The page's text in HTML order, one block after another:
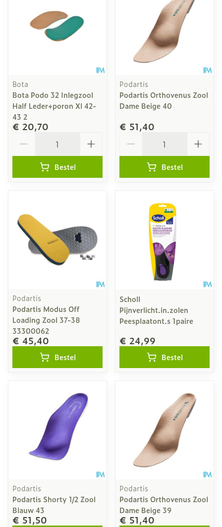
Bota
Bota Podo 32 Inlegzool
Half Leder+poron Xl 42-
43 2
€ 20,70
Bestel
Podartis
Podartis Orthovenus Zool
Dame Beige 40
€ 51,40
Bestel
Podartis
Podartis Modus Off
Loading Zool 37-38
33300062
€ 45,40
Bestel
Scholl
Pijnverlicht.in.zolen
Peesplaatont.s 1paire
€ 24,99
Bestel
Podartis
Podartis Shorty 1/2 Zool
Blauw 43
€ 51,50
Podartis
Podartis Orthovenus Zool
Dame Beige 39
€ 51,40